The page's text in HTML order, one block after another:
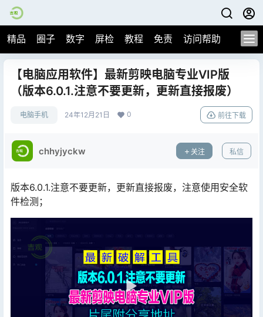
精品 圈子 数字 屏检 教程 免责 访问帮助
【电脑应用软件】最新剪映电脑专业VIP版
（版本6.0.1.注意不要更新，更新直接报废）
电脑手机 24年12月21日 0 前往下载
chhyjyckw 关注 私信
版本6.0.1.注意不要更新，更新直接报废，注意使用安全软
件检测；